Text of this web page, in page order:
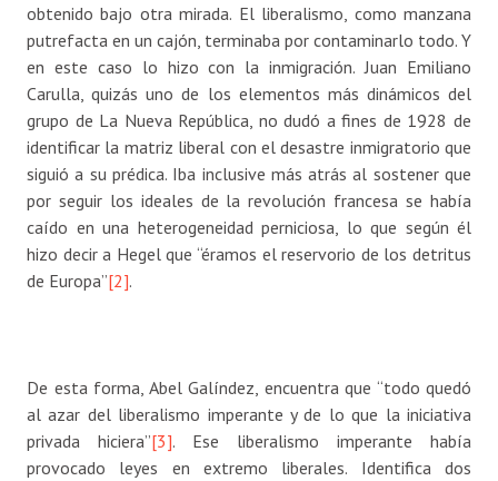
obtenido bajo otra mirada. El liberalismo, como manzana
putrefacta en un cajón, terminaba por contaminarlo todo. Y
en este caso lo hizo con la inmigración. Juan Emiliano
Carulla, quizás uno de los elementos más dinámicos del
grupo de La Nueva República, no dudó a fines de 1928 de
identificar la matriz liberal con el desastre inmigratorio que
siguió a su prédica. Iba inclusive más atrás al sostener que
por seguir los ideales de la revolución francesa se había
caído en una heterogeneidad perniciosa, lo que según él
hizo decir a Hegel que “éramos el reservorio de los detritus
de Europa”[2].
De esta forma, Abel Galíndez, encuentra que “todo quedó
al azar del liberalismo imperante y de lo que la iniciativa
privada hiciera”[3]. Ese liberalismo imperante había
provocado leyes en extremo liberales. Identifica dos